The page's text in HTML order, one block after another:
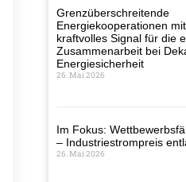
Grenzüberschreitende
Energiekooperationen
kraftvolles Signal für die
Zusammenarbeit bei
Energiesicherheit
26. Mai 2026
Im Fokus:
– Industriestrompreis
26. Mai 2026